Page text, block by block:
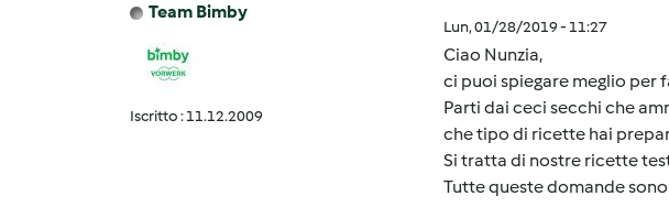
Team Bimby
Iscritto : 11.12.2009
Lun, 01/28/2019 - 11:27
Ciao Nunzia,
ci puoi spiegare meglio per
Parti dai ceci secchi che
che tipo di ricette hai
Si tratta di nostre ricette
Tutte queste domande